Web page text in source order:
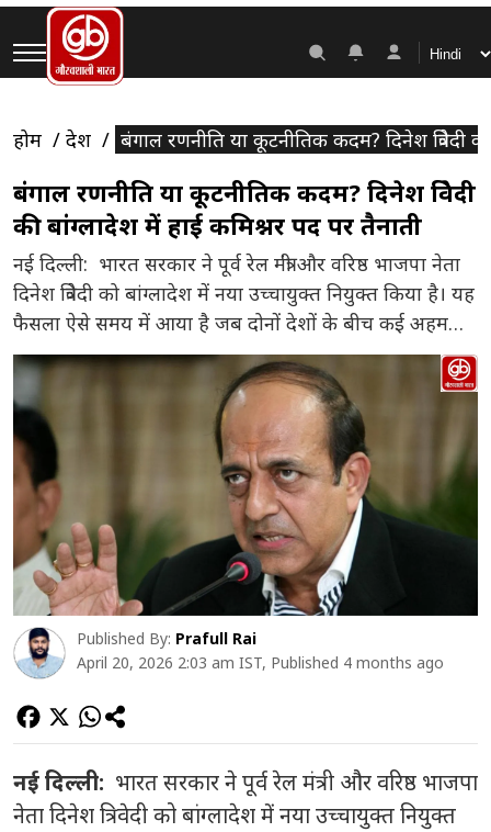
होम देश बंगाल रणनीति या कूटनीतिक कदम? दिनेश त्रिवेदी
बंगाल रणनीति या कूटनीतिक कदम? दिनेश त्रिवेदी
की बांग्लादेश में हाई कमिश्नर पद पर तैनाती
नई दिल्ली: भारत सरकार ने पूर्व रेल मंत्री और वरिष्ठ भाजपा नेता
दिनेश त्रिवेदी को बांग्लादेश में नया उच्चायुक्त नियुक्त किया है। यह
फैसला ऐसे समय में आया है जब दोनों देशों के बीच कई अहम
मुद्दों पर बातचीत जारी है और रिश्तों को संतुलित व मजबूत बनाए
रखने की कोशिश की जा रही है। […]
Published By: Prafull Rai
April 20, 2026 2:03 am IST, Published 4 months ago
नई दिल्ली: भारत सरकार ने पूर्व रेल मंत्री और वरिष्ठ भाजपा
नेतादिनेश त्रिवेदीकोबांग्लादेशमें नया उच्चायुक्त नियुक्त